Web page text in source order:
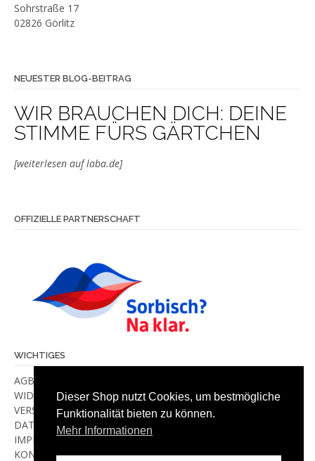
Sohrstraße 17
02826 Görlitz
NEUESTER BLOG-BEITRAG
WIR BRAUCHEN DICH: DEINE
STIMME FÜRS GÄRTCHEN
[weiterlesen auf laba.de]
OFFIZIELLE PARTNERSCHAFT
WICHTIGES
AGB
WIDERRUF
VERSANDKOSTEN & -METHODEN
DATENSCHUTZ
IMPRESSUM
KONTAKT
Dieser Shop nutzt Cookies, um bestmögliche
Funktionalität bieten zu können.
Mehr Informationen